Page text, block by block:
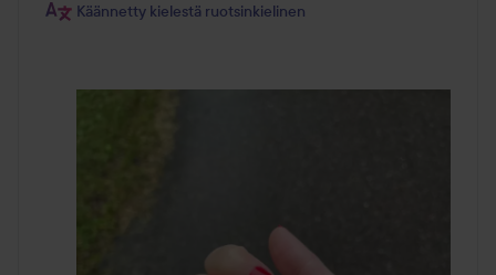
Käännetty kielestä ruotsinkielinen